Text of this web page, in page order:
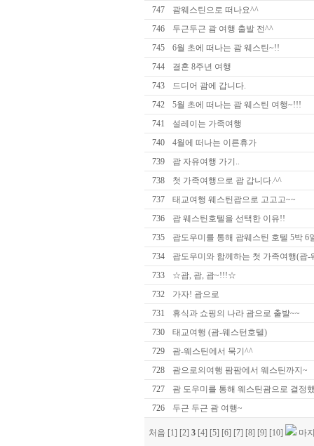
747
괌웨스틴으로 떠나요^^
746
두근두근 괌 여행 출발 전^^
745
6월 초에 떠나는 괌 웨스틴~!!
744
결혼 8주년 여행
743
드디어 괌에 갑니다.
742
5월 초에 떠나는 괌 웨스틴 여행~!!!
741
설레이는 가족여행
740
4월에 떠나는 이른휴가
739
괌 자유여행 가기..
738
첫 가족여행으로 괌 갑니다.^^
737
태교여행 웨스틴괌으로 고고고~~
736
괌 웨스틴호텔을 선택한 이유!!
735
괌도우미를 통해 괌웨스틴 호텔 5박 6
734
괌도우미와 함께하는 첫 가족여행(괌
733
☆괌, 괌, 괌~!!!☆
732
가자! 괌으로
731
휴식과 쇼핑의 나라 괌으로 출발~~
730
태교여행 (괌-웨스턴호텔)
729
괌-웨스틴에서 묵기^^
728
괌으로의여행 팜팜에서 웨스틴까지~
727
괌 도우미를 통해 웨스틴괌으로 결정
726
두근 두근 괌 여행~
처음 [1] [2] 3 [4] [5] [6] [7] [8] [9] [10] 마